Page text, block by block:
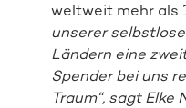
weltweit mehr als
unserer
Ländern eine
Spender bei uns
Traum“, sagt Elke